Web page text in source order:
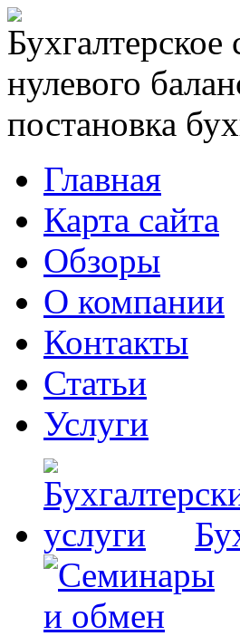
нулевого
постановка
Главная
Карта сайта
Обзоры
О компании
Контакты
Статьи
Услуги